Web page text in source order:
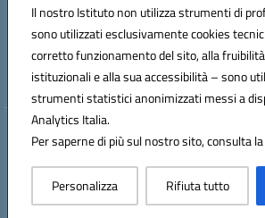
Il nostro Istituto non utilizza strumenti di
sono utilizzati esclusivamente cookies
corretto funzionamento del sito, alla
istituzionali e alla sua accessibilità – sono
strumenti statistici anonimizzati messi a
Analytics Italia.
Per saperne di più sul nostro sito, consulta
Personalizza Rifiuta tutto
Codice fiscale: 90059320748
Codice meccanografico:BRIC839004
Codice Indice delle Pubbliche Amministrazioni
Codice unico di fatturazione (CUF): MIL3BD
Hosting & Powered by 3D
Concept & Design by